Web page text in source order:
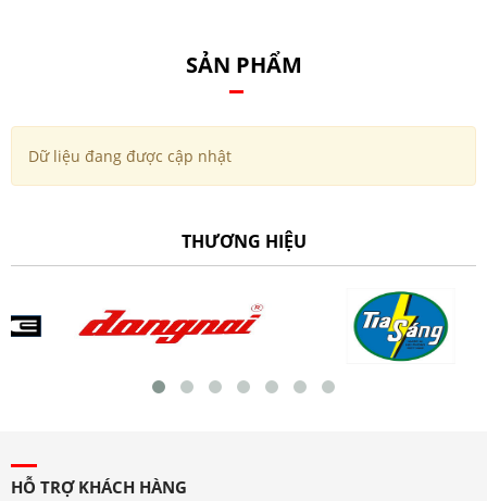
SẢN PHẨM
Dữ liệu đang được cập nhật
THƯƠNG HIỆU
HỖ TRỢ KHÁCH HÀNG